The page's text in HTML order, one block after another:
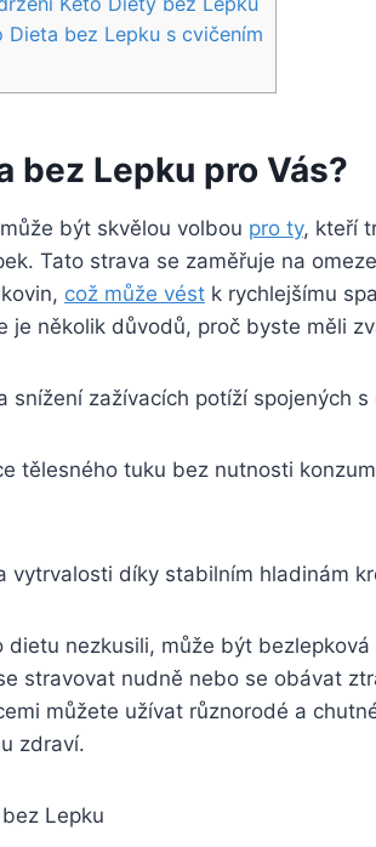
bez Lepku s cvičením
bez Lepku pro Vás?
být skvělou⁤ volbou pro ty,‌ kteří⁢
Tato⁣ strava se zaměřuje na⁤
což může vést k⁣ rychlejšímu
⁣je několik důvodů, proč byste měli
⁤snížení zažívacích potíží spojených s
tělesného‌ tuku bez nutnosti
vytrvalosti ‌díky stabilním ⁢hladinám
⁤dietu nezkusili, ⁣může být⁤
stravovat nudně nebo se obávat
můžete užívat ​různorodé a
zdraví.